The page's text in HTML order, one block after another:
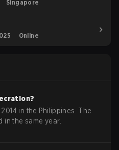
Singapore
Online
?
in the Philippines. The
in the same year.